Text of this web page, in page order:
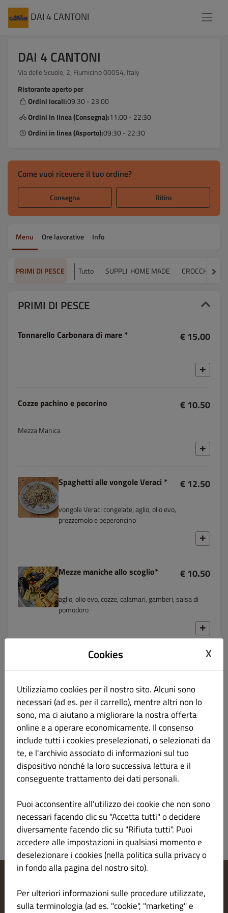
DAI 4 CANTONI
DAI 4 CANTONI
Via delle Scuole, 2, Fiumicino 00054, Italy
Ristorante aperto per
Ordini locali:09:30 - 23:00
Ordini in linea (Consegna):11:00 - 22:30
Ordini in linea (Asporto):09:30 - 22:30
Come vuoi ricevere il tuo ordine?
Consegna Ritiro
Menu Ore lavorative Info
PRIMI DI PESCE Tutto SUPPLI' HOME MADE CROCCHETTE
PRIMI DI PESCE
Tonnarello Carbonara di mare * € 15.00
Cozze pachino e pecorino € 10.50
Mezza Manica
Spaghetti alle vongole Veraci * € 12.50
vongole Veraci congelate, aglio, olio evo,
prezzemolo e peperoncino
Mezze maniche allo scoglio* € 10.50
aglio, olio evo, cozze, calamari, gamberi, salsa di
pomodoro
Risotto alla crema di scampi*
scampi, panna, aglio, burro, ketchup, erbetta
Risotto alla pescatora* € 10.50
aglio, olio evo, cozze, gamberi, calamari, erbetta,
peperoncino
Modifica le impostazioni dei cookie
Contattaci
Cookies X
Utilizziamo cookies per il nostro sito. Alcuni sono
necessari (ad es. per il carrello), mentre altri non lo
sono, ma ci aiutano a migliorare la nostra offerta
online e a operare economicamente. Il consenso
include tutti i cookies preselezionati, o selezionati da
te, e l'archivio associato di informazioni sul tuo
dispositivo nonché la loro successiva lettura e il
conseguente trattamento dei dati personali.
Puoi acconsentire all'utilizzo dei cookie che non sono
necessari facendo clic su "Accetta tutti" o decidere
diversamente facendo clic su "Rifiuta tutti". Puoi
accedere alle impostazioni in qualsiasi momento e
deselezionare i cookies (nella politica sulla privacy o
in fondo alla pagina del nostro sito).
Per ulteriori informazioni sulle procedure utilizzate,
sulla terminologia (ad es. "cookie", "marketing" e